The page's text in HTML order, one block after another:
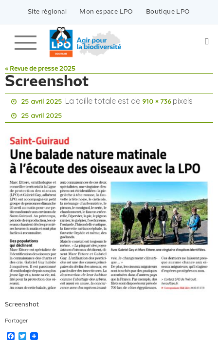
contenu
Site régional Mon espace LPO Boutique LPO
« Revue de presse 2025
Screenshot
25 avril 2025 La taille totale est de 910 × 736pixels
25 avril 2025
Screenshot
Partager
Facebook
Twitter